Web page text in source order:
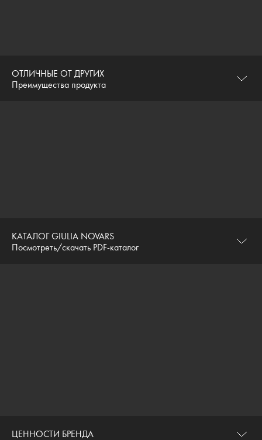
ОТЛИЧНЫЕ ОТ ДРУГИХ
Преимущества продукта
КАТАЛОГ GIULIA NOVARS
Посмотреть/скачать PDF-каталог
ЦЕННОСТИ БРЕНДА